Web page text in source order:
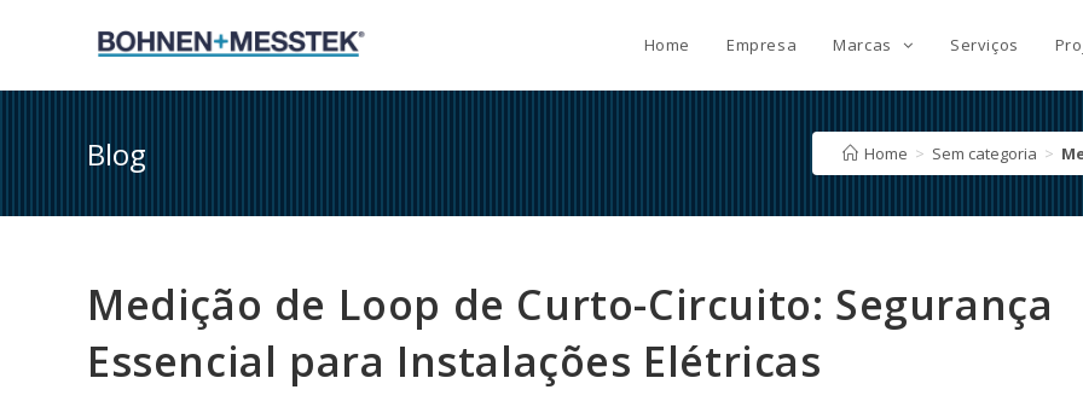
Home Empresa Marcas Serviços
Blog Home > Sem categoria >
Medição de Loop de Curto-Circuito: Segurança
Essencial para Instalações Elétricas